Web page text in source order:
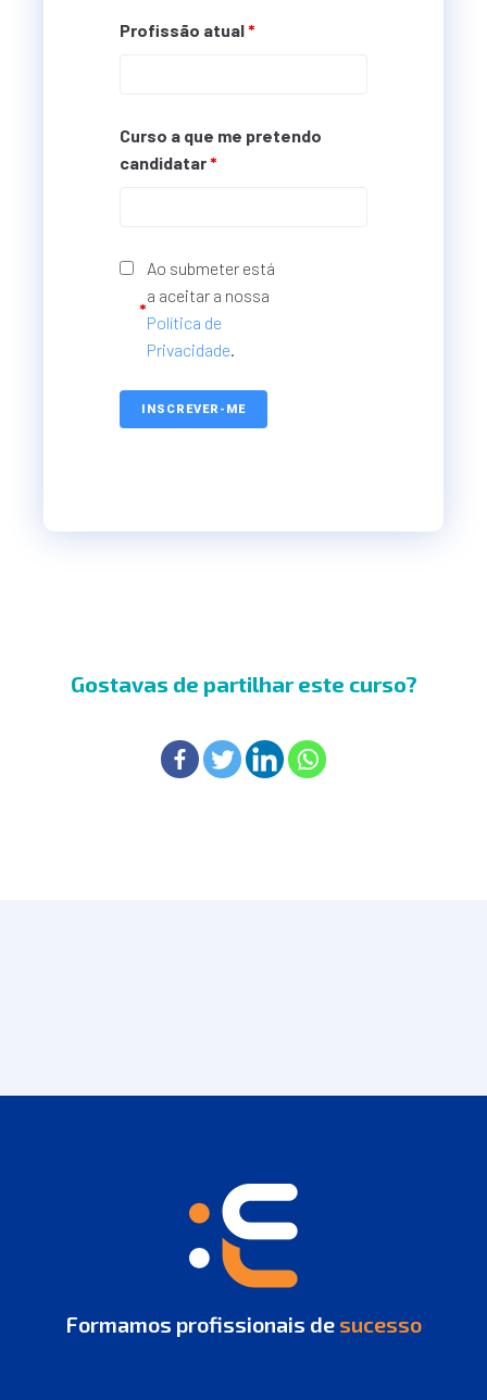
Profissão atual*
Curso a que me pretendo
candidatar*
*
Ao submeter está
a aceitar a nossa
Política de
Privacidade.
Gostavas de partilhar este curso?
Formamos profissionais de sucesso